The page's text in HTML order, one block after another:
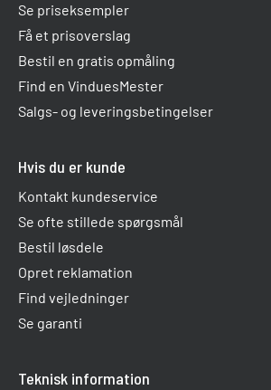
Se priseksempler
Få et prisoverslag
Bestil en gratis opmåling
Find en VinduesMester
Salgs- og leveringsbetingelser
Hvis du er kunde
Kontakt kundeservice
Se ofte stillede spørgsmål
Bestil løsdele
Opret reklamation
Find vejledninger
Se garanti
Teknisk information